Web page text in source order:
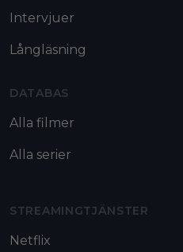
Intervjuer
Långläsning
DATABAS
Alla filmer
Alla serier
STREAMINGTJÄNSTER
Netflix